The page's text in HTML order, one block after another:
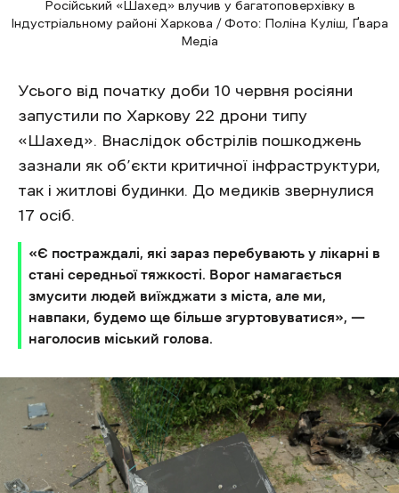
Російський «Шахед» влучив у багатоповерхівку в
Індустріальному районі Харкова / Фото: Поліна Куліш, Ґвара
Медіа
Усього від початку доби 10 червня росіяни
запустили по Харкову 22 дрони типу
«Шахед». Внаслідок обстрілів пошкоджень
зазнали як об’єкти критичної інфраструктури,
так і житлові будинки. До медиків звернулися
17 осіб.
«Є постраждалі, які зараз перебувають у лікарні в
стані середньої тяжкості. Ворог намагається
змусити людей виїжджати з міста, але ми,
навпаки, будемо ще більше згуртовуватися», —
наголосив міський голова.